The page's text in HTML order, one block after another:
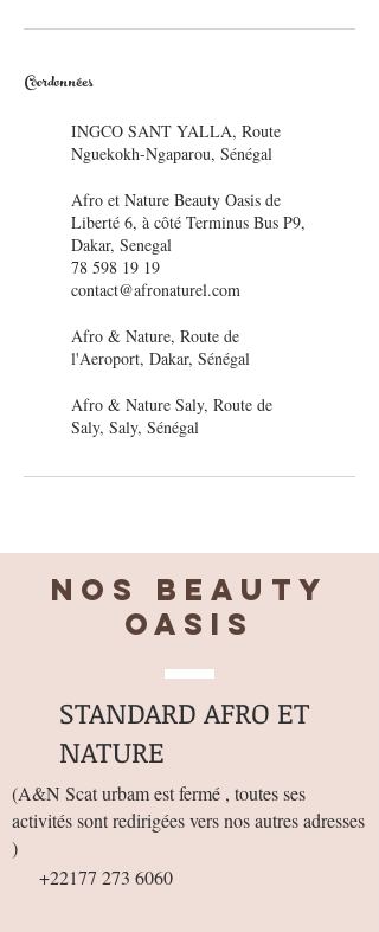
Coordonnées
INGCO SANT YALLA, Route
Nguekokh-Ngaparou, Sénégal
Afro et Nature Beauty Oasis de
Liberté 6, à côté Terminus Bus P9,
Dakar, Senegal
78 598 19 19
contact@afronaturel.com
Afro & Nature, Route de
l'Aeroport, Dakar, Sénégal
Afro & Nature Saly, Route de
Saly, Saly, Sénégal
Nos BEAUTY
OASIS
STANDARD AFRO ET
NATURE
(A&N Scat urbam est fermé , toutes ses
activités sont redirigées vers nos autres adresses
)
+22177 273 6060